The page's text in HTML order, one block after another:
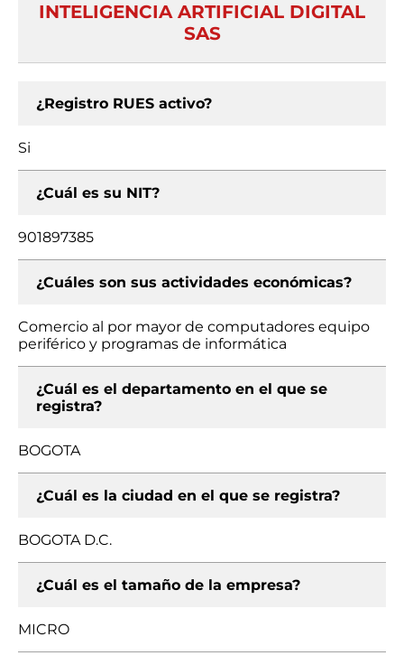
INTELIGENCIA ARTIFICIAL DIGITAL
SAS
¿Registro RUES activo?
Si
¿Cuál es su NIT?
901897385
¿Cuáles son sus actividades económicas?
Comercio al por mayor de computadores equipo
periférico y programas de informática
¿Cuál es el departamento en el que se
registra?
BOGOTA
¿Cuál es la ciudad en el que se registra?
BOGOTA D.C.
¿Cuál es el tamaño de la empresa?
MICRO